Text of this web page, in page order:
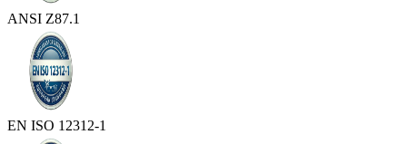
ANSI Z87.1
EN ISO 12312-1